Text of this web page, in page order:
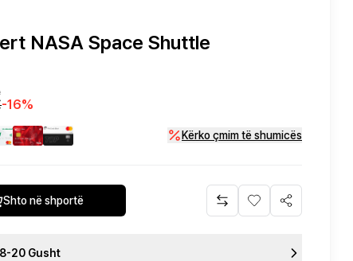
NASA Space Shuttle
-16%
Kërko çmim të shumicës
Shto në shportë
20 Gusht